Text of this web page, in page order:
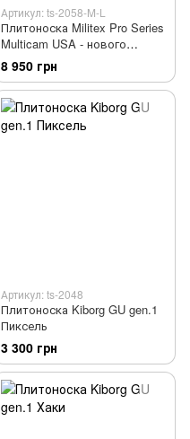
Артикул: ts-2058-M-L
Плитоноска Militex Pro Series
Multicam USA - нового
покоління
8 950 грн
Артикул: ts-2048
Плитоноска Kiborg GU gen.1
Пиксель
3 300 грн